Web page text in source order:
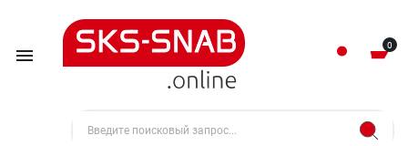
 0